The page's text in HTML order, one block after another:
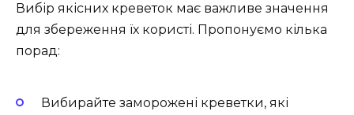
Вибір якісних креветок має важливе значення
для збереження їх користі. Пропонуємо кілька
порад:
Вибирайте заморожені креветки, які